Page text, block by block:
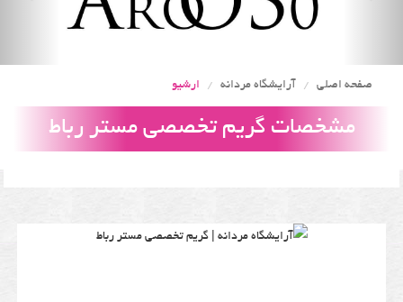
صفحه اصلی آرایشگاه مردانه ارشیو
مشخصات گریم تخصصی مستر رباط